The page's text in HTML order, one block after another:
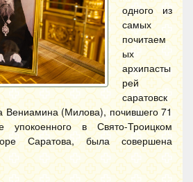
одного из
самых
почитаем
ых
архипасты
рей
саратовск
Вениамина (Милова), почившего 71
в Свято-Троицком
Саратова, была совершена